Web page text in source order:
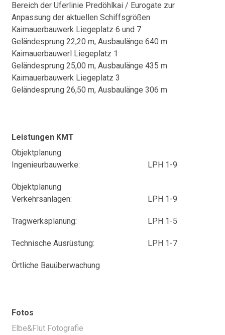
Bereich der Uferlinie Predöhlkai / Eurogate zur
Anpassung der aktuellen Schiffsgrößen
Kaimauerbauwerk Liegeplatz 6 und 7
Geländesprung 22,20 m, Ausbaulänge 640 m
Kaimauerbauwerl Liegeplatz 1
Geländesprung 25,00 m, Ausbaulänge 435 m
Kaimauerbauwerk Liegeplatz 3
Geländesprung 26,50 m, Ausbaulänge 306 m
Leistungen KMT
Objektplanung
Ingenieurbauwerke:
LPH 1-9
Objektplanung
Verkehrsanlagen:
LPH 1-9
Tragwerksplanung: LPH 1-5
Technische Ausrüstung: LPH 1-7
Örtliche Bauüberwachung
Fotos
Elbe&Flut Fotografie